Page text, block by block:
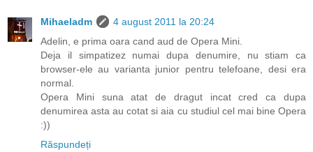
Mihaeladm
4 august 2011 la 20:24
Adelin, e prima oara cand aud de Opera Mini.
Deja il simpatizez numai dupa denumire, nu stiam ca
browser-ele au varianta junior pentru telefoane, desi era
normal.
Opera Mini suna atat de dragut incat cred ca dupa
denumirea asta au cotat si aia cu studiul cel mai bine Opera
:))
Răspundeți